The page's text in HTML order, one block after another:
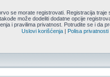
se morate registrovati. Registracija
može dodeliti dodatne opcije
i pravilima privatnost. Potrudite se i da
Uslovi korišćenja| Polisa privatnosti